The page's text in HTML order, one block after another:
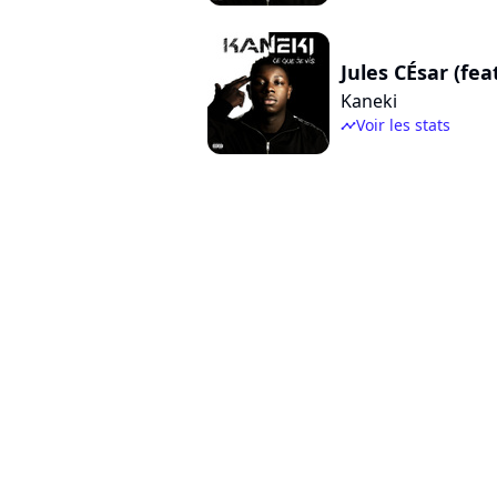
Jules CÉsar
Kaneki
timelineVoir les stats